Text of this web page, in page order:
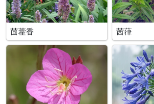
茴藿香 茜葎